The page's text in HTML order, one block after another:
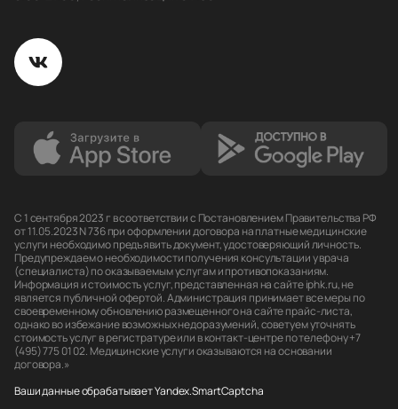
С 1 сентября 2023 г в соответствии с Постановлением Правительства РФ
от 11.05.2023 N 736 при оформлении договора на платные медицинские
услуги необходимо предъявить документ, удостоверяющий личность.
Предупреждаем о необходимости получения консультации у врача
(специалиста) по оказываемым услугам и противопоказаниям.
Информация и стоимость услуг, представленная на сайте iphk.ru, не
является публичной офертой. Администрация принимает все меры по
своевременному обновлению размещенного на сайте прайс-листа,
однако во избежание возможных недоразумений, советуем уточнять
стоимость услуг в регистратуре или в контакт-центре по телефону +7
(495) 775 01 02. Медицинские услуги оказываются на основании
договора.»
Ваши данные обрабатывает Yandex.SmartCaptcha